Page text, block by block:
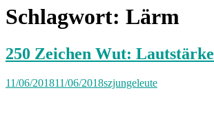
Schlagwort: Lärm
250 Zeichen Wut: Lautstärke
11/06/201811/06/2018szjungeleute